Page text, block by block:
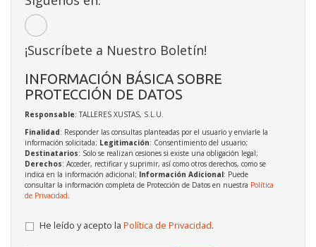
¡Suscríbete a Nuestro Boletín!
INFORMACIÓN BÁSICA SOBRE
PROTECCIÓN DE DATOS
Responsable: TALLERES XUSTAS, S.L.U.
Finalidad: Responder las consultas planteadas por el usuario y enviarle la
información solicitada; Legitimación: Consentimiento del usuario;
Destinatarios: Solo se realizan cesiones si existe una obligación legal;
Derechos: Acceder, rectificar y suprimir, así como otros derechos, como se
indica en la información adicional; Información Adicional: Puede
consultar la información completa de Protección de Datos en nuestra Política
de Privacidad
He leído y acepto la Política de Privacidad.